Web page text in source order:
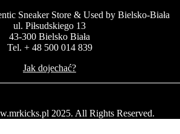
Sneaker Store & Used by Bielsko-Biała
ul. Piłsudskiego 13
43-300 Bielsko Biała
Tel. + 48 500 014 839
Jak dojechać?
2025. All Rights Reserved.